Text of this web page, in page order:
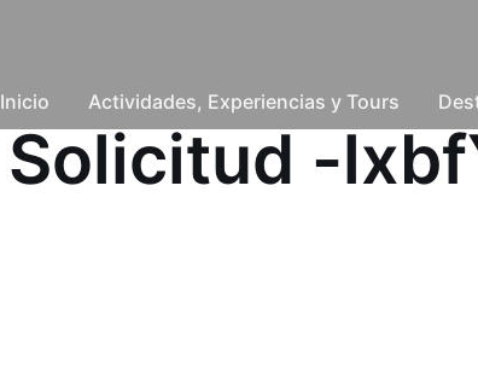
Inicio Actividades, Experiencias y Tours
Solicitud -